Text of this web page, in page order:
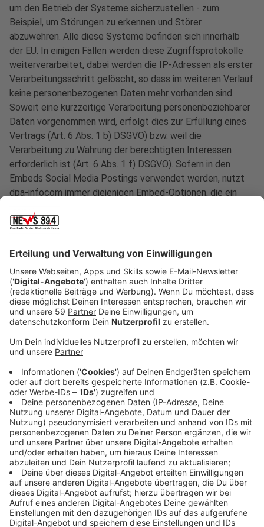
um den Betrieb der Systeme sicherzustellen - zum
Beispiel, um Störungen zu erkennen und Störer
abzuwehren. Alle diese Systeme befinden sich innerhalb
der EU. In einigen Fällen werden diese Zugriffsprotokolle
weiterverarbeitet, dabei werden die IP-Adressen als erster
Verarbeitungsschritt gelöscht, so dass im weiteren Verlauf
keine personenbezogenen Daten mehr vorhanden sind.
Soweit eine kurzzeitige Verarbeitung personenbeziehbarer
Daten vorgenommen wird, erfolgt dies zur Erfüllung eines
Vertrags (Art. 6 Abs. 1 b) DSGVO) bzw. weil die
Verarbeitung zu Wahrung der berechtigten Interessen
erforderlich ist (Art. 6 Abs. 1 f) DSGVO). Sofern in den
Embeds Social Media Postings verwendet werden, nutzt
dpa-infocom immer diejenigen Embed-Optionen, die ein
Social Media Plattform weitgehend unterbinden. Diese
berechtigten Interessen an der Optimierung und dem
der Rechtsgrundlage des Art. 6 Abs. 1 f) DSGVO.
Nähere Informationen der Social Media Plattformen finden
Sie etwa hier:
https://dev.twitter.com/web/overview/privacy oder hier
https://support.google.com/youtube/answer/171780?
hl=en
§ 14 Audiostreams
Auf dieser Webseite wird ein Livestream des
Radioprogramms angeboten. Die Aussendung der Inhalte
erfolgt durch die nacamar GmbH, Prinzenallee 11, 40549
Düsseldorf. Im Rahmen dessen erhält nacamar durch die
Nutzung des Streams erzeugte Serverlogfiles. Diese
beinhalten folgende Zugriffsdaten:
(1) Streamname/Version